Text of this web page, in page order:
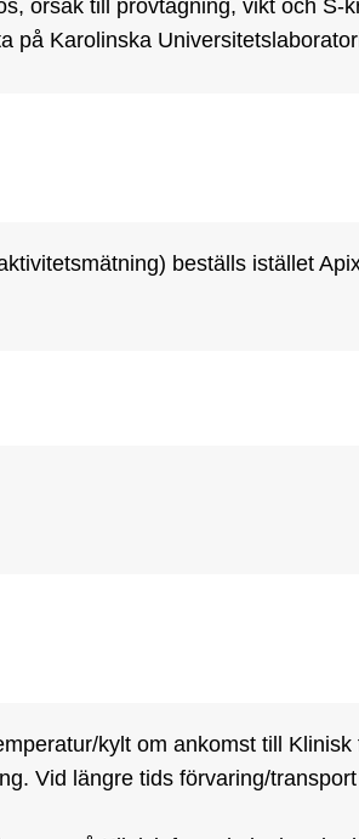
orsak till provtagning, vikt och S-
på Karolinska
beställs istället
kylt om ankomst till Klinisk
Vid längre tids förvaring/